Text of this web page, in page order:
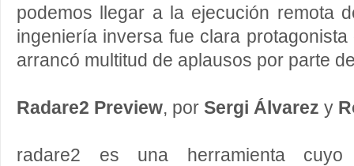
podemos llegar a la ejecución remota
ingeniería inversa fue clara
arrancó multitud de aplausos por parte
Radare2 Preview, por Sergi Álvarez y
radare2 es una herramienta cuyo